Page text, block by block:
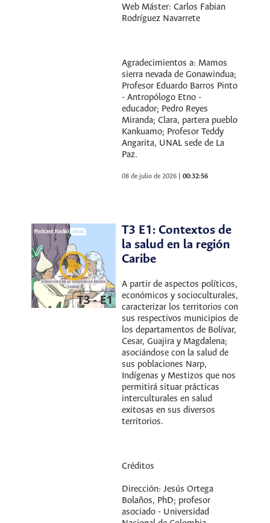
Web Máster: Carlos Fabian
Rodríguez Navarrete
Agradecimientos a: Mamos
sierra nevada de Gonawindua;
Profesor Eduardo Barros Pinto
- Antropólogo Etno -
educador; Pedro Reyes
Miranda; Clara, partera pueblo
Kankuamo; Profesor Teddy
Angarita, UNAL sede de La
Paz.
08 de julio de 2026 |00:32:56
T3 E1: Contextos de
la salud en la región
Caribe
A partir de aspectos políticos,
económicos y socioculturales,
caracterizar los territorios con
sus respectivos municipios de
los departamentos de Bolívar,
Cesar, Guajira y Magdalena;
asociándose con la salud de
sus poblaciones Narp,
Indígenas y Mestizos que nos
permitirá situar prácticas
interculturales en salud
exitosas en sus diversos
territorios.
Créditos
Dirección: Jesús Ortega
Bolaños, PhD; profesor
asociado - Universidad